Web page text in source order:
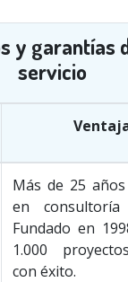
y garantías
servicio
Más de 25
en
Fundado en
1.000
con éxito.